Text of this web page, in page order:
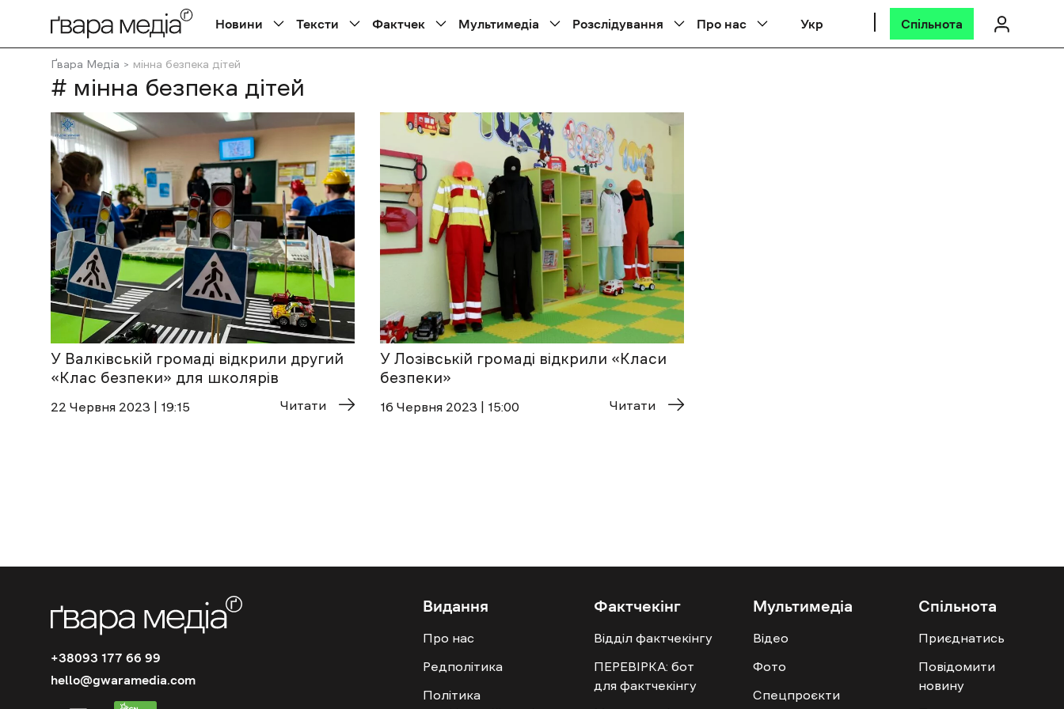
Новини Тексти Фактчек Мультимедіа Розслідування Про нас Укр Спільнота
Ґвара Медіа мінна безпека дітей
# мінна безпека дітей
У Валківській громаді відкрили другий
«Клас безпеки» для школярів
22 Червня 2023 | 19:15 Читати
У Лозівській громаді відкрили «Класи
безпеки»
16 Червня 2023 | 15:00 Читати
+38093 177 66 99
hello@gwaramedia.com
Видання
Про нас
Редполітика
Політика
Фактчекінг
Відділ фактчекінгу
ПЕРЕВІРКА: бот
для фактчекінгу
Мультимедіа
Відео
Фото
Спецпроєкти
Спільнота
Приєднатись
Повідомити
новину